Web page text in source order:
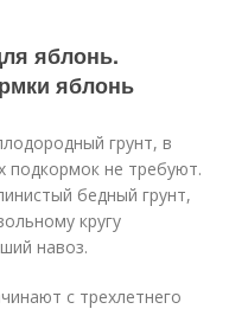
яблонь.
яблонь
грунт, в
подкормок не требуют.
бедный грунт,
кругу
навоз.
с трехлетнего